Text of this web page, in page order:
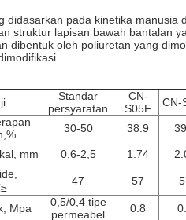
didasarkan pada kinetika
struktur lapisan bawah bantalan
dibentuk oleh poliuretan yang
Standar
persyaratan
CN-
S05F
CN-
30-50 38.9
mm 0,6-2,5 1.74
47 57
Mpa
0,5/0,4 tipe
permeabel
0.8